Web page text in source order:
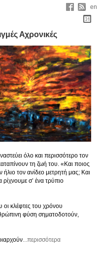
en
Αχρονικές
όλο και περισσότερο τον
τη ζωή του. «Και ποιος
τον ανίδεο μετρητή μας; Και
ρίχνουμε σ’ ένα τρύπιο
κλέφτες του χρόνου
φύση σηματοδοτούν,
...περισσότερα